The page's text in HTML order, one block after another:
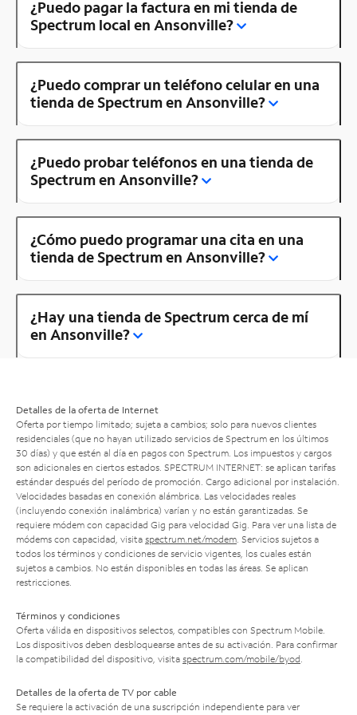
¿Puedo pagar la factura en mi tienda de
Spectrum local en Ansonville?
¿Puedo comprar un teléfono celular en una
tienda de Spectrum en Ansonville?
¿Puedo probar teléfonos en una tienda de
Spectrum en Ansonville?
¿Cómo puedo programar una cita en una
tienda de Spectrum en Ansonville?
¿Hay una tienda de Spectrum cerca de mí
en Ansonville?
Detalles de la oferta de Internet
Oferta por tiempo limitado; sujeta a cambios; solo para nuevos clientes
residenciales (que no hayan utilizado servicios de Spectrum en los últimos
30 días) y que estén al día en pagos con Spectrum. Los impuestos y cargos
son adicionales en ciertos estados. SPECTRUM INTERNET: se aplican tarifas
estándar después del período de promoción. Cargo adicional por instalación.
Velocidades basadas en conexión alámbrica. Las velocidades reales
(incluyendo conexión inalámbrica) varían y no están garantizadas. Se
requiere módem con capacidad Gig para velocidad Gig. Para ver una lista de
módems con capacidad, visita spectrum.net/modem . Servicios sujetos a
todos los términos y condiciones de servicio vigentes, los cuales están
sujetos a cambios. No están disponibles en todas las áreas. Se aplican
restricciones.
Términos y condiciones
Oferta válida en dispositivos selectos, compatibles con Spectrum Mobile.
Los dispositivos deben desbloquearse antes de su activación. Para confirmar
la compatibilidad del dispositivo, visita spectrum.com/mobile/byod
Detalles de la oferta de TV por cable
Se requiere la activación de una suscripción independiente para ver